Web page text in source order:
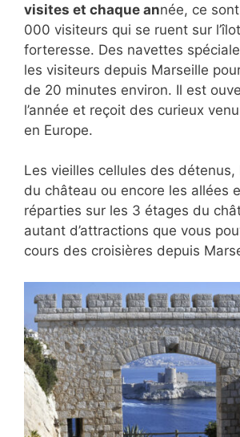
visites et chaque année, ce
000 visiteurs qui se ruent sur
forteresse. Des navettes
les visiteurs depuis Marseille
de 20 minutes environ. Il est
l’année et reçoit des curieux
en Europe.
Les vieilles cellules des détenus,
du château ou encore les allées
réparties sur les 3 étages du
autant d’attractions que vous
cours des croisières depuis